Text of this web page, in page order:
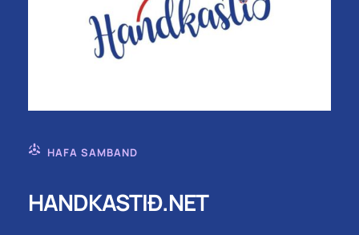
HAFA SAMBAND
HANDKASTIÐ.NET